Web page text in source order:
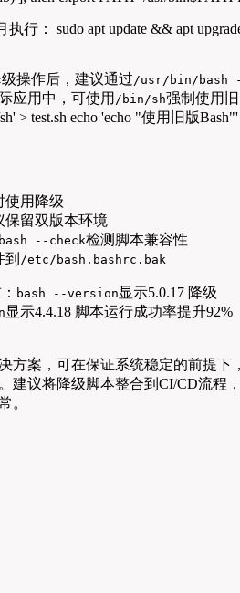
行： sudo apt update && apt
操作后，建议通过/usr/bin/bash
应用中，可使用 /bin/sh强制使用旧
> test.sh echo 'echo "使用旧版Bash"'
使用降级
保留双版本环境
--check检测脚本兼容性
/etc/bash.bashrc.bak
bash --version 显示5.0.17 降级
显示4.4.18 脚本运行成功率提升92%
方案，可在保证系统稳定的前提下
建议将降级脚本整合到CI/CD流程
。